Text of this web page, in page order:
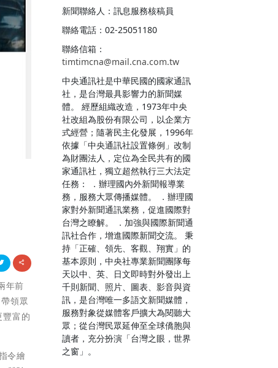
年前
領眾
富的
令繪
新聞聯絡人：訊息服務核稿員
聯絡電話：02-25051180
聯絡信箱：
timtimcna@mail.cna.com.tw
中央通訊社是中華民國的國家通訊
社，是台灣最具影響力的新聞媒
體。 經歷組織改造，1973年中央
社改組為股份有限公司，以企業方
式經營；隨著民主化發展，1996年
依據「中央通訊社設置條例」改制
為財團法人，定位為全民共有的國
家通訊社，獨立超然執行三大法定
任務： ．辦理國內外新聞報導業
務，服務大眾傳播媒體。 ．辦理國
家對外新聞通訊業務，促進國際對
台灣之瞭解。 ．加強與國際新聞通
訊社合作，增進國際新聞交流。 秉
持「正確、領先、客觀、翔實」的
基本原則，中央社專業新聞團隊每
天以中、英、日文即時對外發出上
千則新聞、照片、圖表、影音與資
訊，是台灣唯一多語文新聞媒體，
服務對象從媒體客戶擴大為閱聽大
眾；從台灣民眾延伸至全球僑胞與
讀者，充分扮演「台灣之眼，世界
之窗」。